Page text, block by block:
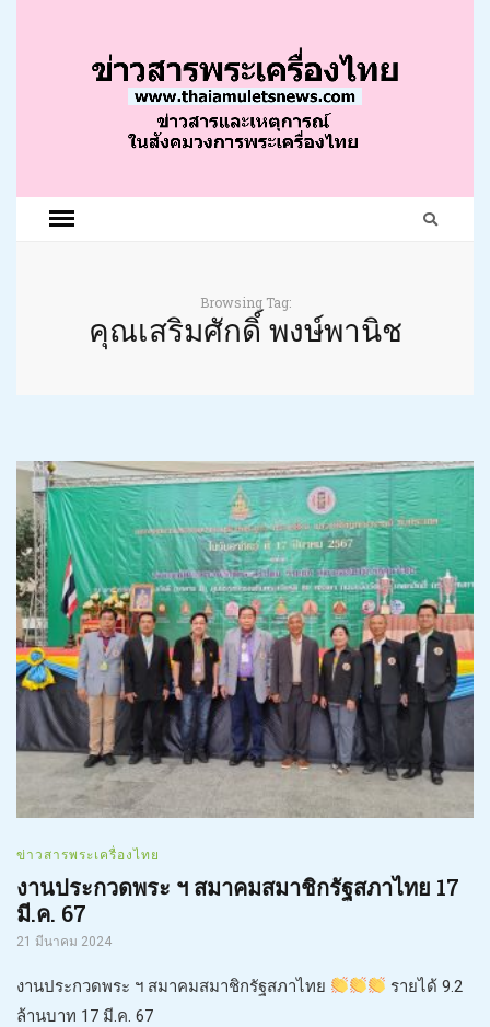
Browsing Tag:
คุณเสริมศักดิ์ พงษ์พานิช
ข่าวสารพระเครื่องไทย
งานประกวดพระ ฯ สมาคมสมาชิกรัฐสภาไทย 17
มี.ค. 67
21 มีนาคม 2024
งานประกวดพระ ฯ สมาคมสมาชิกรัฐสภาไทย
รายได้ 9.2
ล้านบาท 17 มี.ค. 67